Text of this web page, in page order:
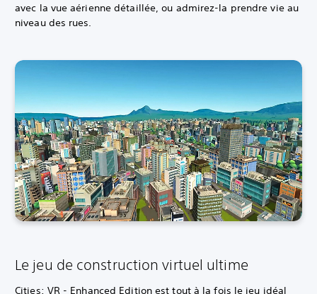
avec la vue aérienne détaillée, ou admirez-la prendre vie au
niveau des rues.
Le jeu de construction virtuel ultime
Cities: VR - Enhanced Edition est tout à la fois le jeu idéal